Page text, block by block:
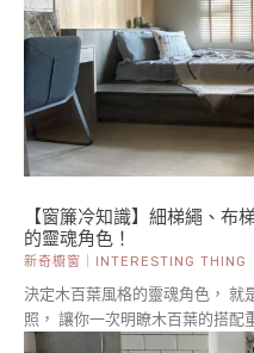
【窗簾冷知識】細梯繩、布
的靈魂角色！
新奇櫥窗｜INTERESTING THING
決定木百葉風格的靈魂角色， 就
照， 讓你一次明瞭木百葉的搭配